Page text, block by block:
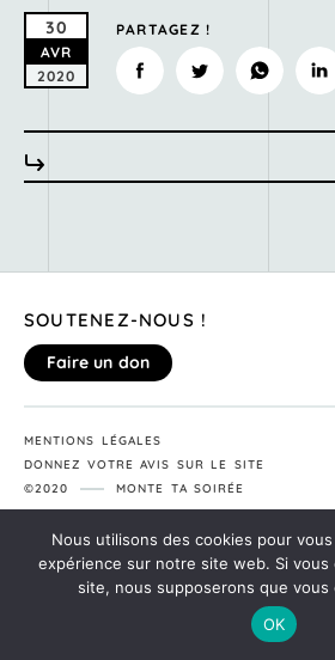
30
AVR
2020
PARTAGEZ !
SOUTENEZ-NOUS !
Faire un don
MENTIONS LÉGALES
DONNEZ VOTRE AVIS SUR LE SITE
©2020
MONTE TA SOIRÉE
Nous utilisons des cookies pour
expérience sur notre site web. Si vous
site, nous supposerons que
OK